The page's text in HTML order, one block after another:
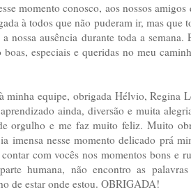
momento conosco, aos nossos
à todos que não puderam ir, mas que
nossa ausência durante toda a semana.
boas, especiais e queridas no meu
minha equipe, obrigada Hélvio, Regina
ainda, diversão e muita
orgulho e me faz muito feliz. Muito
imensa nesse momento delicado prá
com vocês nos momentos bons e
humana, não encontro as
de estar onde estou. OBRIGADA!